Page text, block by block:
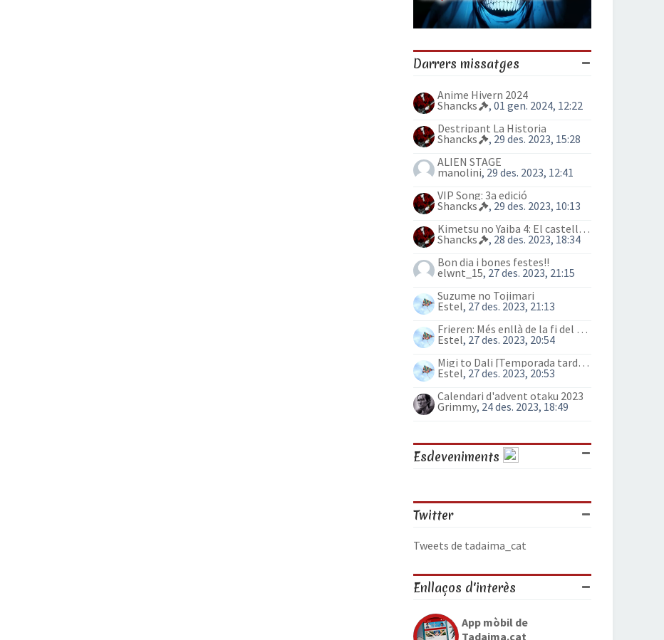
Darrers missatges
Anime Hivern 2024
Shancks
, 01 gen. 2024, 12:22
Destripant La Historia
Shancks
, 29 des. 2023, 15:28
ALIEN STAGE
manolini, 29 des. 2023, 12:41
VIP Song: 3a edició
Shancks
, 29 des. 2023, 10:13
Kimetsu no Yaiba 4: El castell Infinit
Shancks
, 28 des. 2023, 18:34
Bon dia i bones festes!!
elwnt_15, 27 des. 2023, 21:15
Suzume no Tojimari
Estel, 27 des. 2023, 21:13
Frieren: Més enllà de la fi del viatge (anime)
Estel, 27 des. 2023, 20:54
Migi to Dali [Temporada tardor 2023]
Estel, 27 des. 2023, 20:53
Calendari d'advent otaku 2023
Grimmy, 24 des. 2023, 18:49
Esdeveniments
Twitter
Tweets de tadaima_cat
Enllaços d'interès
App mòbil de
Tadaima.cat